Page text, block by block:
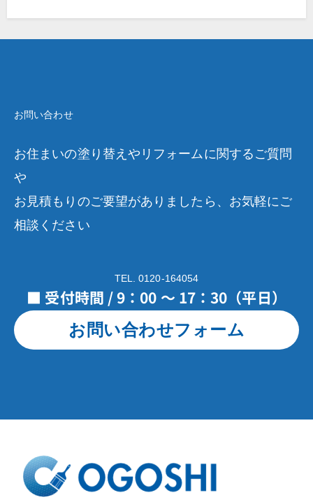
お問い合わせ
お住まいの塗り替えやリフォームに関するご質問
や
お見積もりのご要望がありましたら、お気軽にご
相談ください
TEL. 0120-164054
■ 受付時間 / 9：00 ～ 17：30（平日）
お問い合わせフォーム